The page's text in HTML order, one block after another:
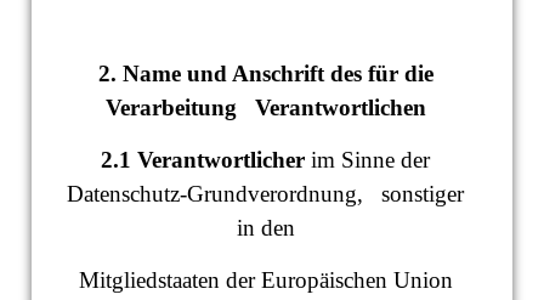
2. Name und Anschrift des für die
Verarbeitung Verantwortlichen
2.1 Verantwortlicher im Sinne der
Datenschutz-Grundverordnung, sonstiger
in den
Mitgliedstaaten der Europäischen Union